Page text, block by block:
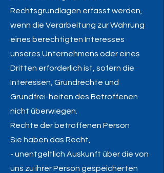
Rechtsgrundlagen erfasst werden,
wenn die Verarbeitung zur Wahrung
eines berechtigten Interesses
unseres Unternehmens oder eines
Dritten erforderlich ist, sofern die
Interessen, Grundrechte und
Grundfrei-heiten des Betroffenen
nicht überwiegen.
Rechte der betroffenen Person
Sie haben das Recht,
- unentgeltlich Auskunft über die von
uns zu ihrer Person gespeicherten